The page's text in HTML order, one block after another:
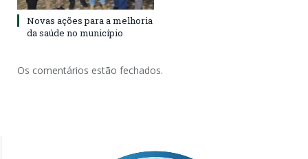
Novas ações para a melhoria
da saúde no município
Os comentários estão fechados.